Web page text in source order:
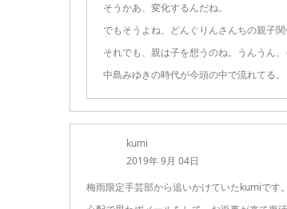
そうかあ、変化するんだね。
でもそうよね、どんぐりんさんちの親子
それでも、親は子を想うのね。うんうん
中島みゆきの時代が今頭の中で流れてる。
kumi
2019年 9月 04日
梅雨限定手芸部から追いかけていたkumiです。